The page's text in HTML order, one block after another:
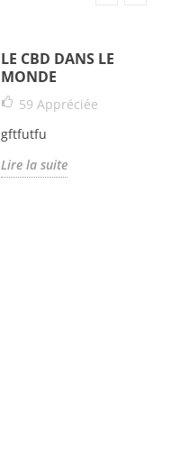
LE CBD DANS LE
MONDE
59 Appréciée
gftfutfu
Lire la suite